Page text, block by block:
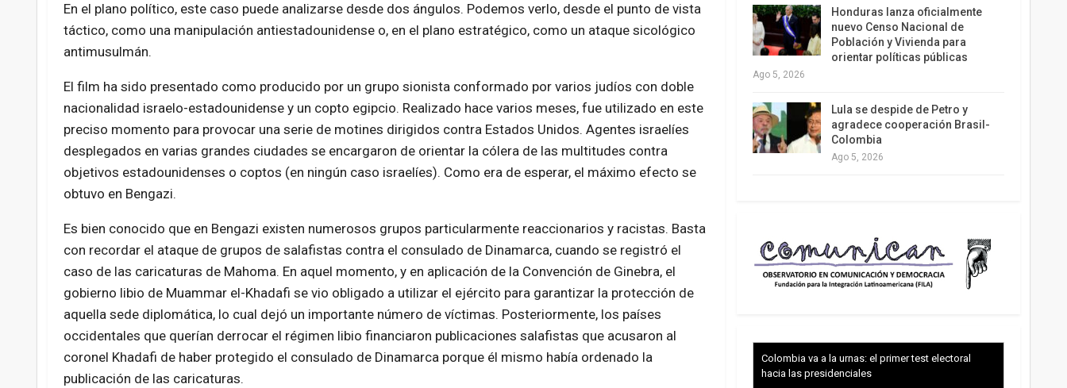
En el plano político, este caso puede analizarse desde dos ángulos. Podemos verlo, desde el punto de vista
táctico, como una manipulación antiestadounidense o, en el plano estratégico, como un ataque sicológico
antimusulmán.
El film ha sido presentado como producido por un grupo sionista conformado por varios judíos con doble
nacionalidad israelo-estadounidense y un copto egipcio. Realizado hace varios meses, fue utilizado en este
preciso momento para provocar una serie de motines dirigidos contra Estados Unidos. Agentes israelíes
desplegados en varias grandes ciudades se encargaron de orientar la cólera de las multitudes contra
objetivos estadounidenses o coptos (en ningún caso israelíes). Como era de esperar, el máximo efecto se
obtuvo en Bengazi.
Es bien conocido que en Bengazi existen numerosos grupos particularmente reaccionarios y racistas. Basta
con recordar el ataque de grupos de salafistas contra el consulado de Dinamarca, cuando se registró el
caso de las caricaturas de Mahoma. En aquel momento, y en aplicación de la Convención de Ginebra, el
gobierno libio de Muammar el-Khadafi se vio obligado a utilizar el ejército para garantizar la protección de
aquella sede diplomática, lo cual dejó un importante número de víctimas. Posteriormente, los países
occidentales que querían derrocar el régimen libio financiaron publicaciones salafistas que acusaron al
coronel Khadafi de haber protegido el consulado de Dinamarca porque él mismo había ordenado la
publicación de las caricaturas.
Honduras lanza oficialmente
nuevo Censo Nacional de
Población y Vivienda para
orientar políticas públicas
Ago 5, 2026
Lula se despide de Petro y
agradece cooperación Brasil-
Colombia
Ago 5, 2026
Colombia va a la urnas: el primer test electoral
hacia las presidenciales